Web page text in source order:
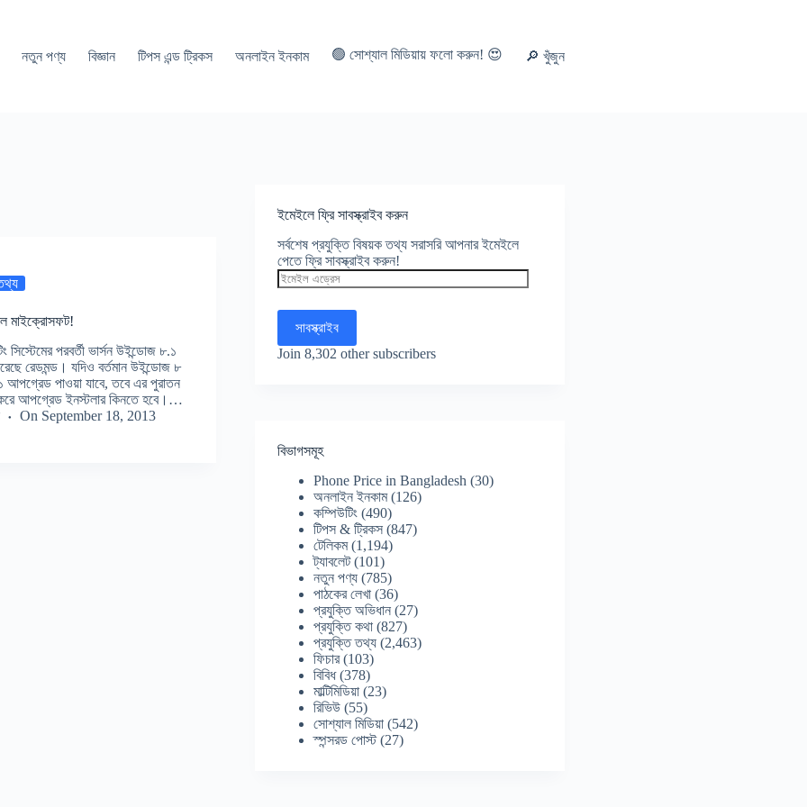
নতুন পণ্য বিজ্ঞান টিপস এন্ড ট্রিকস অনলাইন ইনকাম 🟢 সোশ্যাল মিডিয়ায় ফলো করুন! 😍 🔎 খুঁজুন
মাইক্রোসফট!
সিস্টেমের পরবর্তী ভার্সন উইন্ডোজ ৮.১
রেডমন্ড। যদিও বর্তমান উইন্ডোজ ৮
আপগ্রেড পাওয়া যাবে, তবে এর পুরাতন
করে আপগ্রেড ইনস্টলার কিনতে হবে।…
On September 18, 2013
ইমেইলে ফ্রি সাবস্ক্রাইব করুন
সর্বশেষ প্রযুক্তি বিষয়ক তথ্য সরাসরি আপনার ইমেইলে
পেতে ফ্রি সাবস্ক্রাইব করুন!
ইমেইল
এড্রেস
সাবস্ক্রাইব
Join 8,302 other subscribers
বিভাগসমূহ
Phone Price in Bangladesh (30)
অনলাইন ইনকাম(126)
কম্পিউটিং (490)
টিপস & ট্রিকস (847)
টেলিকম(1,194)
ট্যাবলেট(101)
নতুন পণ্য (785)
পাঠকের লেখা (36)
প্রযুক্তি অভিধান (27)
প্রযুক্তি কথা (827)
প্রযুক্তি তথ্য (2,463)
ফিচার(103)
বিবিধ(378)
মাল্টিমিডিয়া (23)
রিভিউ (55)
সোশ্যাল মিডিয়া (542)
স্পন্সরড পোস্ট(27)